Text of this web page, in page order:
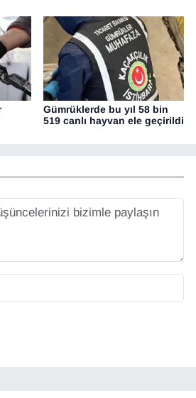
Gümrüklerde bu yıl 58 bin
519 canlı hayvan ele geçirildi